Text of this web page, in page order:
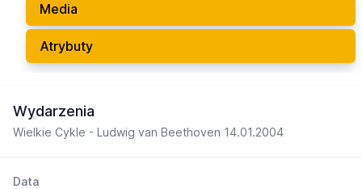
Media
Atrybuty
Wydarzenia
Wielkie Cykle - Ludwig van Beethoven 14.01.2004
Data